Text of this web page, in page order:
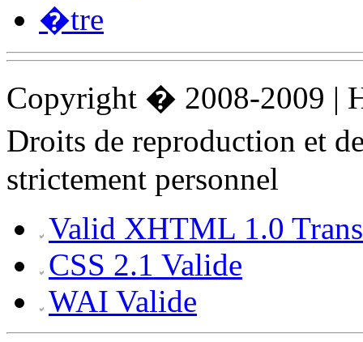
�tre
Copyright � 2008-2009 |
Droits de reproduction et
strictement personnel
Valid XHTML 1.0
CSS 2.1 Valide
WAI Valide